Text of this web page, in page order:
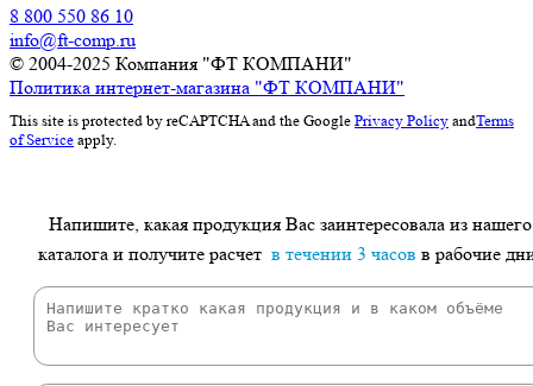
8 800 550 86 10
info@ft-comp.ru
© 2004-2025 Компания "ФТ КОМПАНИ"
Политика интернет-магазина "ФТ КОМПАНИ"
This site is protected by reCAPTCHA and the Google Privacy Policy andTerms
of Service apply.
Напишите, какая продукция Вас заинтересовала из нашего
каталога и получите расчет в течении 3 часов в рабочие